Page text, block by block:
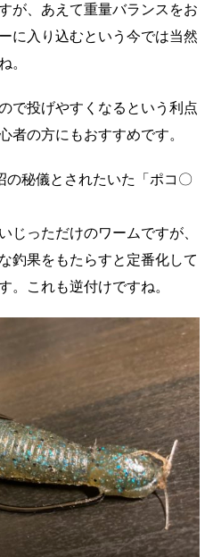
が、あえて重量バランスをお
に入り込むという今では当然
。
で投げやすくなるという利点
者の方にもおすすめです。
秘儀とされたいた「ポコ〇
じっただけのワームですが、
釣果をもたらすと定番化して
。これも逆付けですね。